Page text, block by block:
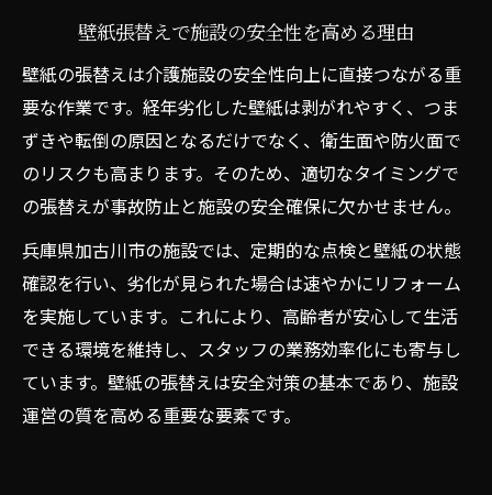
壁紙張替えで施設の安全性を高める理由
壁紙の張替えは介護施設の安全性向上に直接つながる重
要な作業です。経年劣化した壁紙は剥がれやすく、つま
ずきや転倒の原因となるだけでなく、衛生面や防火面で
のリスクも高まります。そのため、適切なタイミングで
の張替えが事故防止と施設の安全確保に欠かせません。
兵庫県加古川市の施設では、定期的な点検と壁紙の状態
確認を行い、劣化が見られた場合は速やかにリフォーム
を実施しています。これにより、高齢者が安心して生活
できる環境を維持し、スタッフの業務効率化にも寄与し
ています。壁紙の張替えは安全対策の基本であり、施設
運営の質を高める重要な要素です。